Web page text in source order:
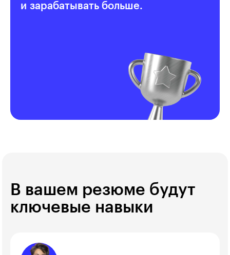
и зарабатывать больше.
В вашем резюме будут
ключевые навыки